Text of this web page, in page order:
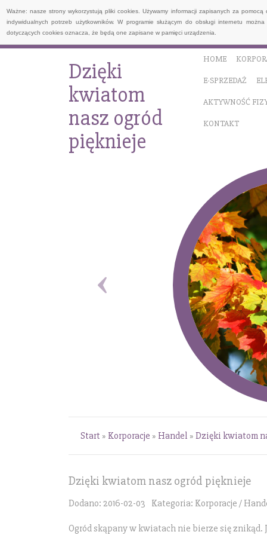
Ważne: nasze strony wykorzystują pliki cookies. Używamy informacji zapisanych za
indywidualnych potrzeb użytkowników. W programie służącym do obsługi internetu
dotyczących cookies oznacza, że będą one zapisane w pamięci urządzenia.
HOME
E-SPRZEDAŻ
AKTYWNOŚĆ
KONTAKT
Dzięki
kwiatom
nasz ogród
pięknieje
Start » Korporacje » Handel » Dzięki kwiatom
Dzięki kwiatom nasz ogród pięknieje
Dodano: 2016-02-03 Kategoria: Korporacje /
Ogród skąpany w kwiatach nie bierze się